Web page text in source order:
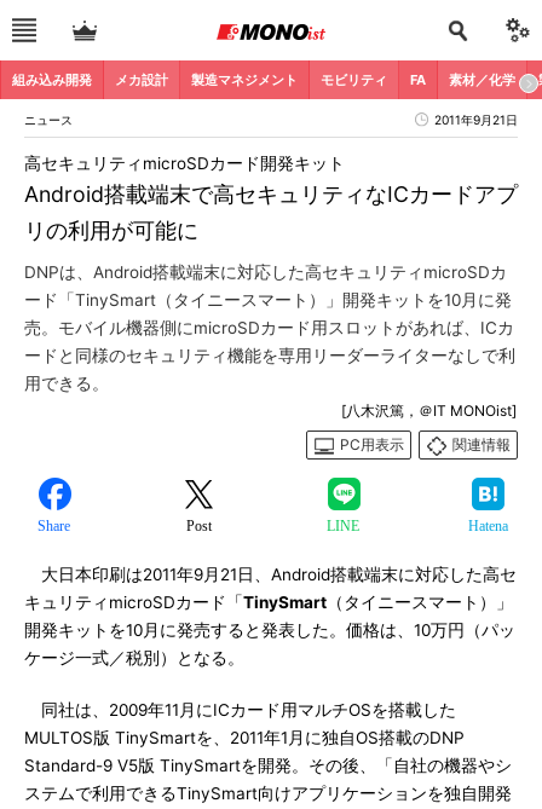
組み込み開発 メカ設計 製造マネジメント モビリティ FA 素材／化学
ニュース 2011年9月21日
Android搭載端末で高セキュリティなICカードアプ
リの利用が可能に
高セキュリティmicroSDカード開発キット
DNPは、Android搭載端末に対応した高セキュリティmicroSDカ
ード「TinySmart（タイニースマート）」開発キットを10月に発
売。モバイル機器側にmicroSDカード用スロットがあれば、ICカ
ードと同様のセキュリティ機能を専用リーダーライターなしで利
用できる。
[八木沢篤，＠IT MONOist]
PC用表示
関連情報
Share Post LINE Hatena
大日本印刷は2011年9月21日、Android搭載端末に対応した高セ
キュリティmicroSDカード「TinySmart （タイニースマート）」
開発キットを10月に発売すると発表した。価格は、10万円（パッ
ケージ一式／税別）となる。
同社は、2009年11月にICカード用マルチOSを搭載した
MULTOS版 TinySmartを、2011年1月に独自OS搭載のDNP
Standard-9 V5版 TinySmartを開発。その後、「自社の機器やシ
ステムで利用できるTinySmart向けアプリケーションを独自開発